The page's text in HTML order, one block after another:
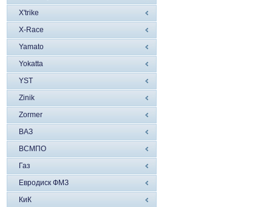
X'trike
X-Race
Yamato
Yokatta
YST
Zinik
Zormer
ВАЗ
ВСМПО
Газ
Евродиск ФМЗ
КиК